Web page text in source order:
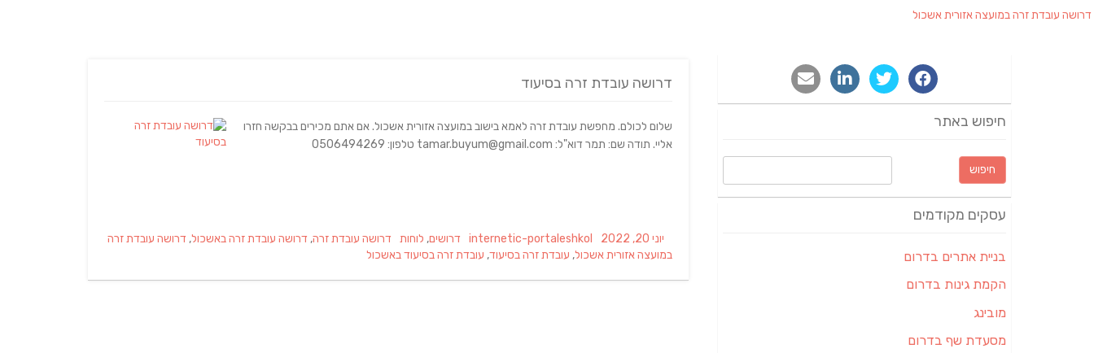
דרושה עובדת זרה במועצה אזורית אשכול
דרושה עובדת זרה בסיעוד
שלום לכולם. מחפשת עובדת זרה לאמא בישוב במועצה אזורית אשכול. אם אתם מכירים בבקשה חזרו
אליי. תודה שם: תמר דוא"ל: tamar.buyum@gmail.com טלפון: 0506494269
Posted
on
יוני 20, 2022 Author
internetic-portaleshkol
Categories
דרושים, לוחות Tags
דרושה עובדת זרה, דרושה עובדת זרה באשכול, דרושה עובדת זרה
במועצה אזורית אשכול, עובדת זרה בסיעוד, עובדת זרה בסיעוד באשכול
חיפוש באתר
חיפוש:
עסקים מקודמים
בניית אתרים בדרום
הקמת גינות בדרום
מובינג
מסעדת שף בדרום